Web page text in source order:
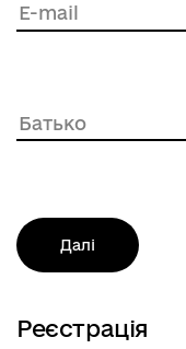
E-mail
Далі
Реєстрація